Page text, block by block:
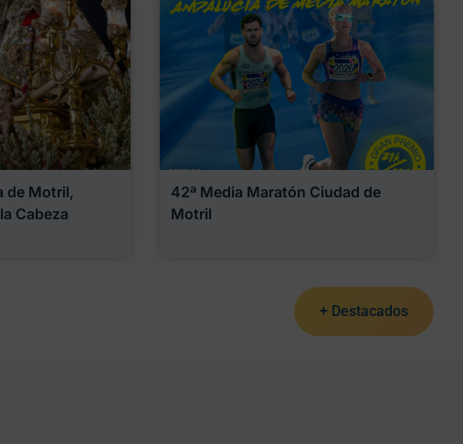
de Motril,
Cabeza
42ª Media Maratón Ciudad de
Motril
+ Destacados